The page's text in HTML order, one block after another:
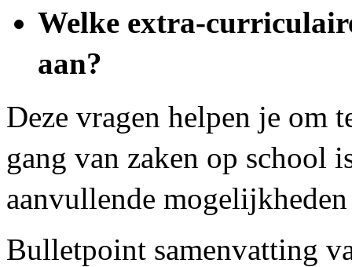
Welke extra-
aan?
Deze vragen helpen je om
gang van zaken op school
aanvullende
Bulletpoint samenvatting